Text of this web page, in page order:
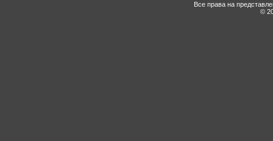
Все права на
©